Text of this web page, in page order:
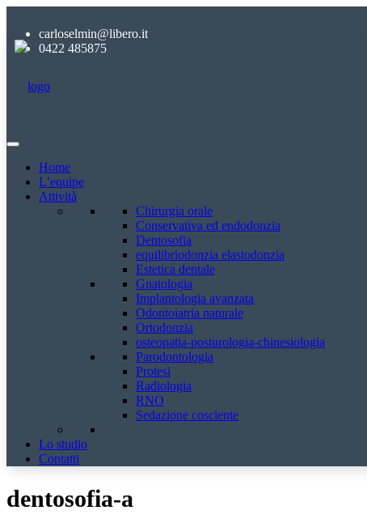
carloselmin@libero.it
0422 485875
Home
L’equipe
Attività
Chirurgia orale
Conservativa ed endodonzia
Dentosofia
equilibriodonzia elastodonzia
Estetica dentale
Gnatologia
Implantologia avanzata
Odontoiatria naturale
Ortodonzia
osteopatia-posturologia-chinesiologia
Parodontologia
Protesi
Radiologia
RNO
Sedazione cosciente
Lo studio
Contatti
dentosofia-a